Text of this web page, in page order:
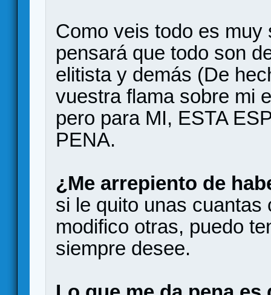
Como veis todo es
pensará que todo son
elitista y demás (De
vuestra flama sobre mi
pero para MI, ESTA
PENA.
¿Me arrepiento de
si le quito unas
modifico otras, puedo
siempre desee.